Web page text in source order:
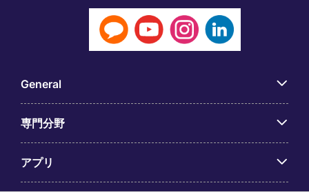
General
専門分野
アプリ